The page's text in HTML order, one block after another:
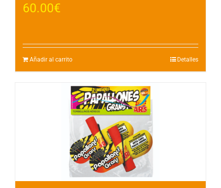
60.00€
Añadir al carrito Detalles